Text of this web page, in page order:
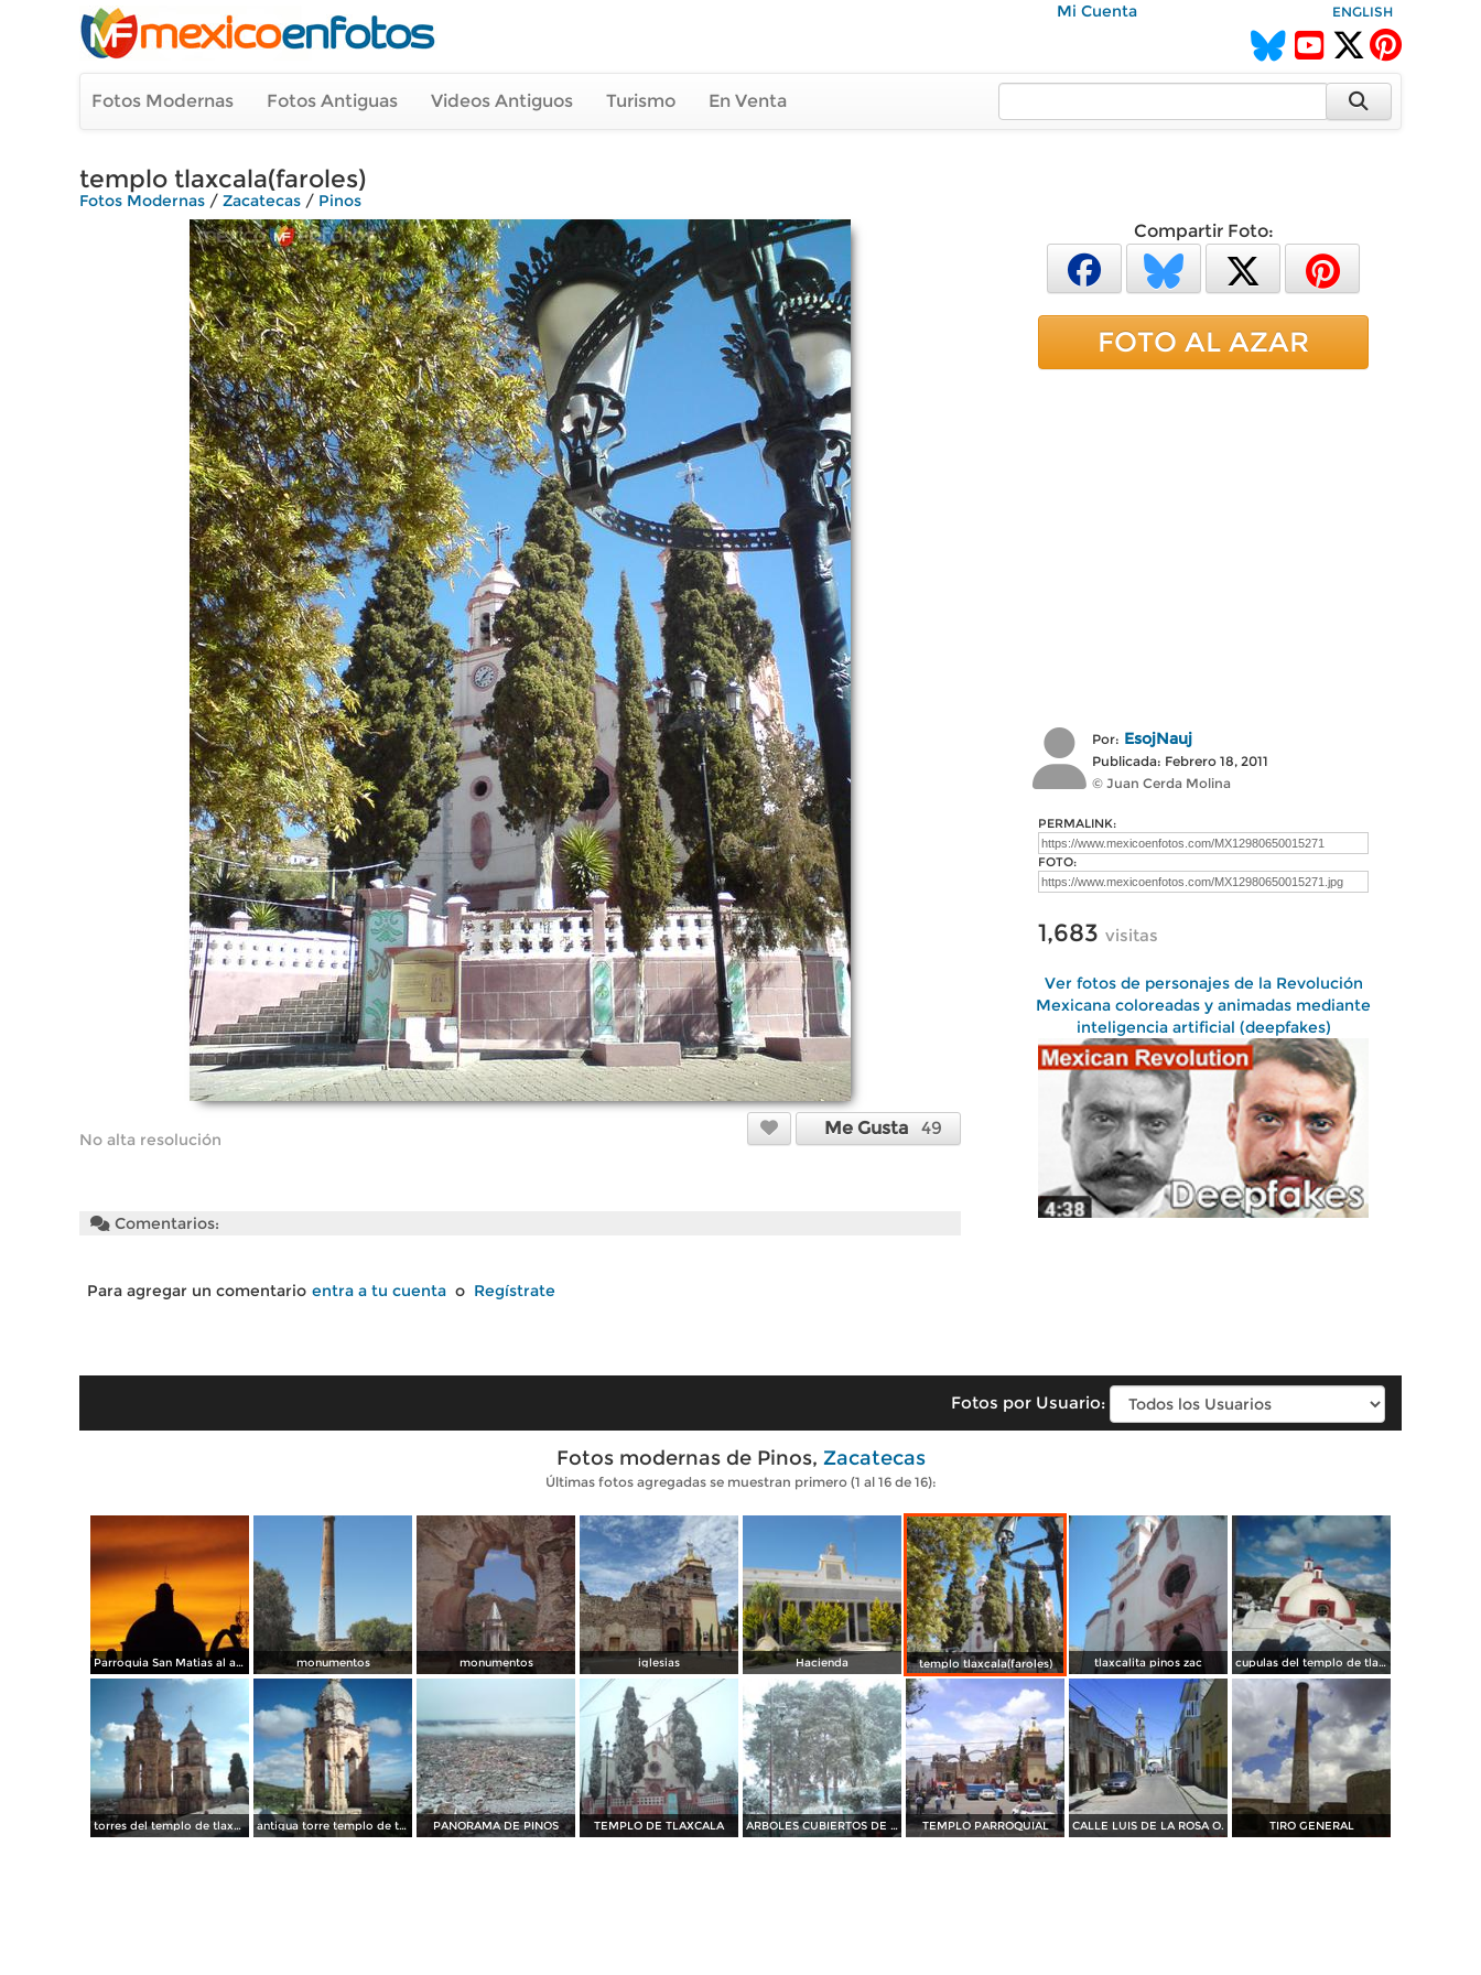
Mi Cuenta ENGLISH
Fotos Modernas Fotos Antiguas Videos Antiguos Turismo En Venta
templo tlaxcala(faroles)
Fotos Modernas / Zacatecas / Pinos
No alta resolución
Me Gusta 49
Comentarios:
Para agregar un comentario entra a tu cuenta o Regístrate
Compartir Foto:
FOTO AL AZAR
Por: EsojNauj
Publicada: Febrero 18, 2011
© Juan Cerda Molina
PERMALINK:
FOTO:
1,683 visitas
Ver fotos de personajes de la Revolución
Mexicana coloreadas y animadas mediante
inteligencia artificial (deepfakes)
Fotos por Usuario:
Fotos modernas de Pinos, Zacatecas
Últimas fotos agregadas se muestran primero (1 al 16 de 16):
Parroquia San Matias al atardecer monumentos monumentos iglesias Hacienda templo tlaxcala(faroles) tlaxcalita pinos zac cupulas del templo de tlaxcalita
torres del templo de tlaxcala desd otro angulo antigua torre templo de tlaxcalita... PANORAMA DE PINOS TEMPLO DE TLAXCALA ARBOLES CUBIERTOS DE NIEVE TEMPLO PARROQUIAL CALLE LUIS DE LA ROSA O. TIRO GENERAL